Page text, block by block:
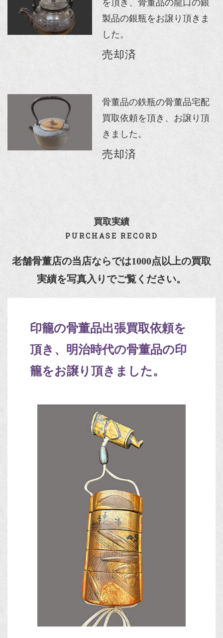
を頂き、骨董品の龍口の銀
製品の銀瓶をお譲り頂きま
した。
売却済
骨董品の鉄瓶の骨董品宅配
買取依頼を頂き、お譲り頂
きました。
売却済
買取実績
PURCHASE RECORD
老舗骨董店の当店ならでは1000点以上の買取
実績を写真入りでご覧ください。
印籠の骨董品出張買取依頼を
頂き、明治時代の骨董品の印
籠をお譲り頂きました。